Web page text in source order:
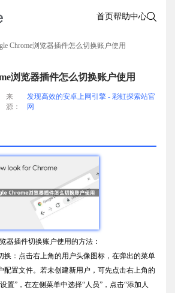
首页帮助中心
Chrome浏览器插件怎么切换账户使用
浏览器插件怎么切换账户使用
来
源：
发现高效的安卓上网引擎 - 彩虹探索站官
网
器插件切换账户使用的方法：
换：点击右上角的用户头像图标，在弹出的菜单
配置文件。若未创建新用户，可先点击右上角的
置”，在左侧菜单中选择“人员”，点击“添加人